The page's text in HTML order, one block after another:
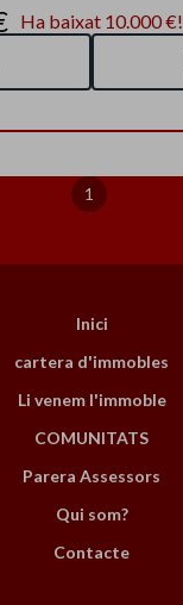
Ha baixat 10.000 €!
1
Inici
cartera d'immobles
Li venem l'immoble
COMUNITATS
Parera Assessors
Qui som?
Contacte